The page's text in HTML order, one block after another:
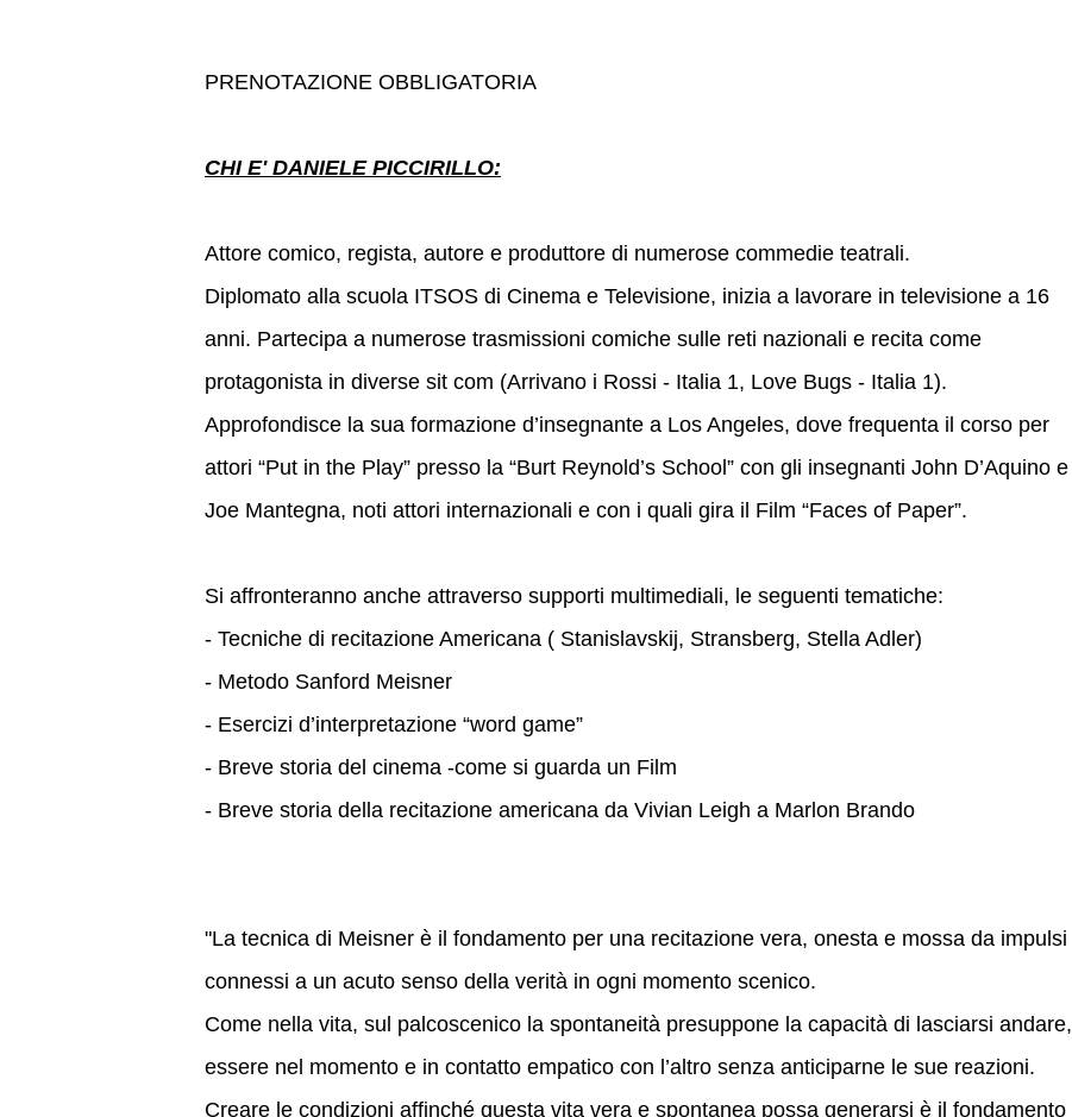
PRENOTAZIONE OBBLIGATORIA
CHI E' DANIELE PICCIRILLO:
Attore comico, regista, autore e produttore di numerose commedie teatrali.
Diplomato alla scuola ITSOS di Cinema e Televisione, inizia a lavorare in televisione a 16
anni. Partecipa a numerose trasmissioni comiche sulle reti nazionali e recita come
protagonista in diverse sit com (Arrivano i Rossi - Italia 1, Love Bugs - Italia 1).
Approfondisce la sua formazione d’insegnante a Los Angeles, dove frequenta il corso per
attori “Put in the Play” presso la “Burt Reynold’s School” con gli insegnanti John D’Aquino e
Joe Mantegna, noti attori internazionali e con i quali gira il Film “Faces of Paper”.
Si affronteranno anche attraverso supporti multimediali, le seguenti tematiche:
- Tecniche di recitazione Americana ( Stanislavskij, Stransberg, Stella Adler)
- Metodo Sanford Meisner
- Esercizi d’interpretazione “word game”
- Breve storia del cinema -come si guarda un Film
- Breve storia della recitazione americana da Vivian Leigh a Marlon Brando
"La tecnica di Meisner è il fondamento per una recitazione vera, onesta e mossa da impulsi
connessi a un acuto senso della verità in ogni momento scenico.
Come nella vita, sul palcoscenico la spontaneità presuppone la capacità di lasciarsi andare,
essere nel momento e in contatto empatico con l’altro senza anticiparne le sue reazioni.
Creare le condizioni affinché questa vita vera e spontanea possa generarsi è il fondamento